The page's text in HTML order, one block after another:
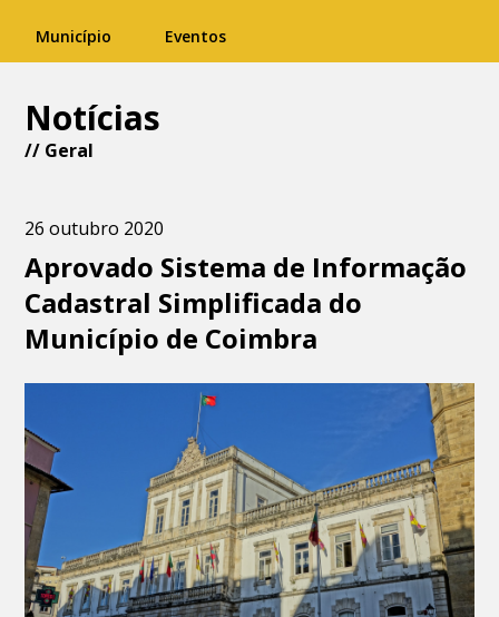
Município Eventos
Notícias
// Geral
26 outubro 2020
Aprovado Sistema de Informação
Cadastral Simplificada do
Município de Coimbra